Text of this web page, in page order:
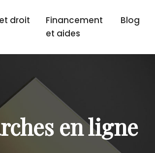
droit
Financement
et aides
Blog
en ligne